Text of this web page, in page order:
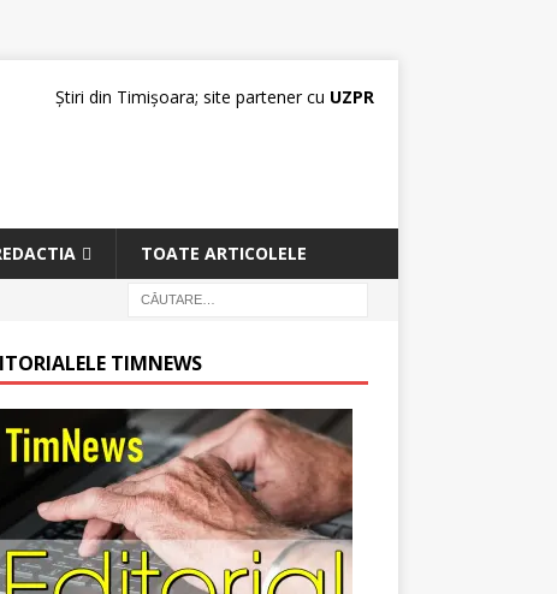
Știri din Timișoara; site partener cu UZPR
TOATE ARTICOLELE
TIMNEWS